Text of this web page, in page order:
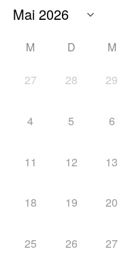
M D M
27 28 29
4 5 6
11 12 13
18 19 20
25 26 27